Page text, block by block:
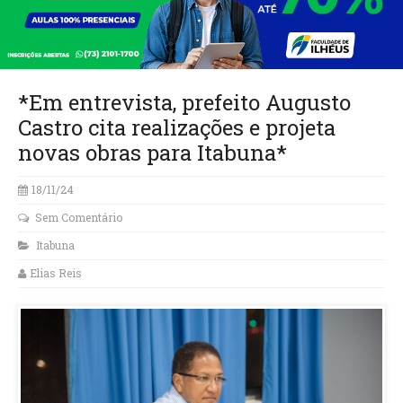
*Em entrevista, prefeito Augusto
Castro cita realizações e projeta
novas obras para Itabuna*
18/11/24
Sem Comentário
Itabuna
Elias Reis